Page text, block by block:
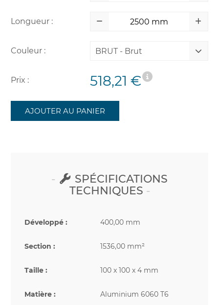
Longueur :
Couleur : BRUT - Brut
Prix : 518,21 €
AJOUTER AU PANIER
SPÉCIFICATIONS
TECHNIQUES
Développé : 400,00 mm
Section : 1536,00 mm²
Taille : 100 x 100 x 4 mm
Matière : Aluminium 6060 T6